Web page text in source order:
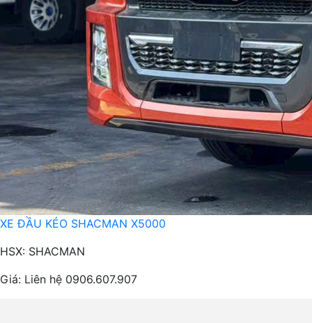
XE ĐẦU KÉO SHACMAN X5000
HSX: SHACMAN
Giá: Liên hệ 0906.607.907